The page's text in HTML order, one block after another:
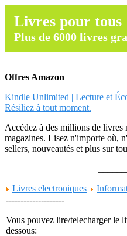
Livres pour tous
Plus de 6000 livres
Offres Amazon
Kindle Unlimited | Lecture et
Résiliez à tout moment.
Accédez à des millions de livres
magazines. Lisez n'importe où,
sellers, nouveautés et plus sur
Livres electroniques
--------------------
Vous pouvez lire/telecharger le
dessous: